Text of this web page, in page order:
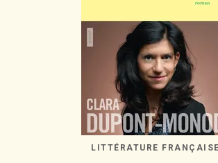
LITTÉRATURE FRANÇAISE